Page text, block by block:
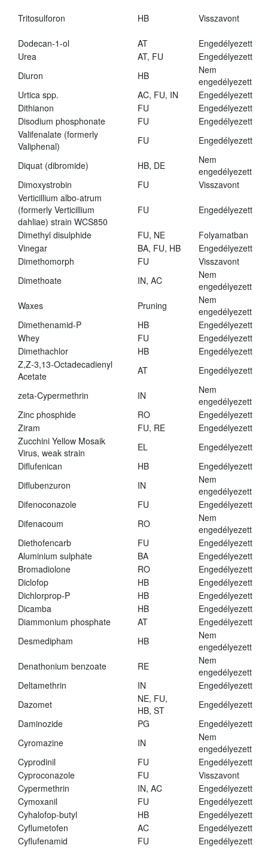
Tritosulforon HB Visszavont
Dodecan-1-ol AT
Engedélyezett
Urea
AT, FU
Engedélyezett
Diuron
HB
Nem
engedélyezett
Urtica spp.
AC, FU, IN
Engedélyezett
Dithianon
FU
Engedélyezett
Disodium phosphonate
FU
Engedélyezett
Valifenalate (formerly
Valiphenal)
FU Engedélyezett
Diquat (dibromide) HB, DE
Nem
engedélyezett
Dimoxystrobin
FU
Visszavont
Verticillium albo-atrum
(formerly Verticillium
dahliae) strain WCS850
FU Engedélyezett
Dimethyl disulphide FU, NE
Folyamatban
Vinegar
BA, FU, HB
Engedélyezett
Dimethomorph
FU
Visszavont
Dimethoate
IN, AC
Nem
engedélyezett
Waxes
Pruning
Nem
engedélyezett
Dimethenamid-P
HB
Engedélyezett
Whey
FU
Engedélyezett
Dimethachlor
HB
Engedélyezett
Z,Z-3,13-Octadecadienyl
Acetate
AT Engedélyezett
zeta-Cypermethrin IN
Nem
engedélyezett
Zinc phosphide
RO
Engedélyezett
Ziram
FU, RE
Engedélyezett
Zucchini Yellow Mosaik
Virus, weak strain
EL
Engedélyezett
Diflufenican
HB
Engedélyezett
Diflubenzuron
IN
Nem
engedélyezett
Difenoconazole
FU
Engedélyezett
Difenacoum
RO
Nem
engedélyezett
Diethofencarb
FU
Engedélyezett
Aluminium sulphate
BA
Engedélyezett
Bromadiolone
RO
Engedélyezett
Diclofop
HB
Engedélyezett
Dichlorprop-P
HB
Engedélyezett
Dicamba
HB
Engedélyezett
Diammonium phosphate
AT
Engedélyezett
Desmedipham
HB
Nem
engedélyezett
Denathonium benzoate
RE
Nem
engedélyezett
Deltamethrin
IN
Engedélyezett
Dazomet
NE, FU,
HB, ST
Engedélyezett
Daminozide
PG
Engedélyezett
Cyromazine
IN
Nem
engedélyezett
Cyprodinil
FU
Engedélyezett
Cyproconazole
FU
Visszavont
Cypermethrin
IN, AC
Engedélyezett
Cymoxanil
FU
Engedélyezett
Cyhalofop-butyl
HB
Engedélyezett
Cyflumetofen
AC
Engedélyezett
Cyflufenamid
FU Engedélyezett